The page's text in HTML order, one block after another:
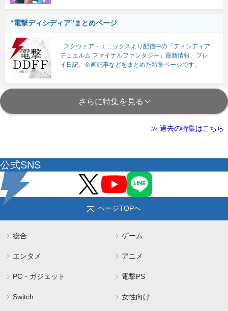
“電撃ディシディア”まとめページ
スクウェア・エニックスより配信中の『ディシディア
デュエルム ファイナルファンタジー』最新情報、プレ
イ日記、企画記事などをまとめた特集ページです。
さらに特集を見る
≫ 過去の特集はこちら
公式SNS
ページTOPへ
総合 ゲーム
エンタメ アニメ
PC・ガジェット 電撃PS
Switch 女性向け